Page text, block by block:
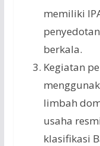
memiliki
berkala.
Kegiatan
limbah
usaha
klasifikasi